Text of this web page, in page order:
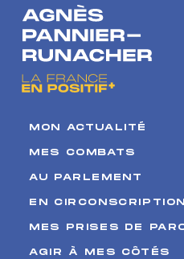
l’engagement
local
MON ACTUALITÉ
MES COMBATS
AU PARLEMENT
EN CIRCONSCRIPTION
MES PRISES DE
AGIR À MES CÔTÉS